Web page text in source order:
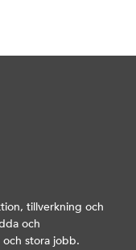
tillverkning och
och
stora jobb.